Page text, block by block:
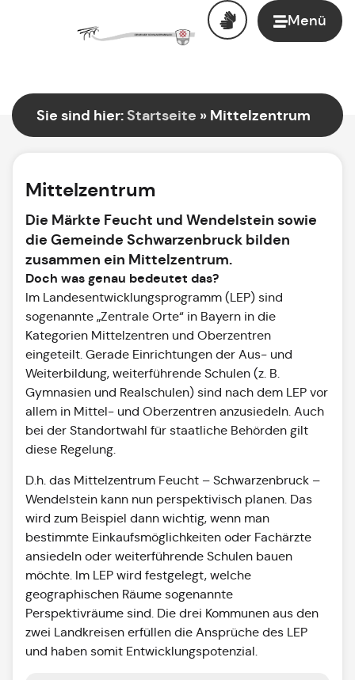
Menü
Sie sind hier:Startseite » Mittelzentrum
Mittelzentrum
Die Märkte Feucht und Wendelstein sowie
die Gemeinde Schwarzenbruck bilden
zusammen ein Mittelzentrum.
Doch was genau bedeutet das?
Im Landesentwicklungsprogramm (LEP) sind
sogenannte „Zentrale Orte“ in Bayern in die
Kategorien Mittelzentren und Oberzentren
eingeteilt. Gerade Einrichtungen der Aus- und
Weiterbildung, weiterführende Schulen (z. B.
Gymnasien und Realschulen) sind nach dem LEP vor
allem in Mittel- und Oberzentren anzusiedeln. Auch
bei der Standortwahl für staatliche Behörden gilt
diese Regelung.
D.h. das Mittelzentrum Feucht – Schwarzenbruck –
Wendelstein kann nun perspektivisch planen. Das
wird zum Beispiel dann wichtig, wenn man
bestimmte Einkaufsmöglichkeiten oder Fachärzte
ansiedeln oder weiterführende Schulen bauen
möchte. Im LEP wird festgelegt, welche
geographischen Räume sogenannte
Perspektivräume sind. Die drei Kommunen aus den
zwei Landkreisen erfüllen die Ansprüche des LEP
und haben somit Entwicklungspotenzial.